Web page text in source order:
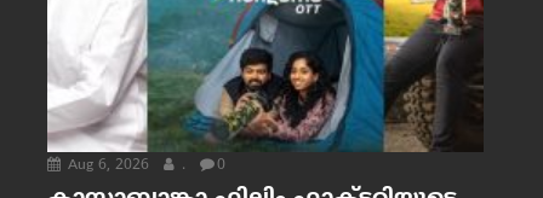
Aug 6, 2026 . 0